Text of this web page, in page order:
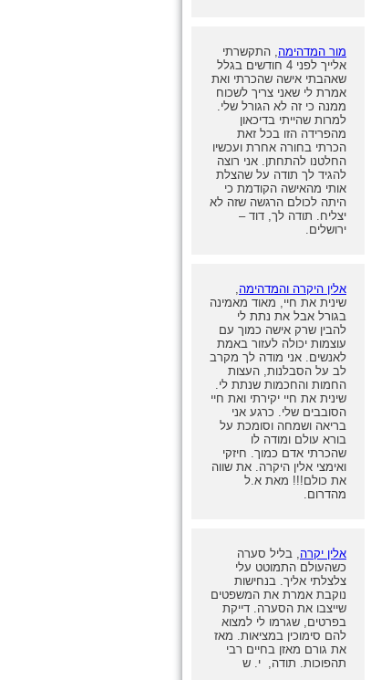
מור המדהימה, התקשרתי
אלייך לפני 4 חודשים בגלל
שאהבתי אישה שהכרתי ואת
אמרת לי שאני צריך לשכוח
ממנה כי זה לא הגורל שלי.
למרות שהייתי בדיכאון
מהפרידה הזו בכל זאת
הכרתי בחורה אחרת ועכשיו
החלטנו להתחתן. אני רוצה
להגיד לך תודה על שהצלת
אותי מהאישה הקודמת כי
היתה לכולם הרגשה שזה לא
יצליח. תודה לך, דוד –
ירושלים.
אלין היקרה והמדהימה,
שינית את חיי, מאוד מאמינה
בגורל אבל את נתת לי
להבין שרק אישה כמוך עם
עוצמות יכולה לעזור באמת
לאנשים. אני מודה לך מקרב
לב על הסבלנות, העצות
החמות והחכמות שנתת לי.
שינית את חיי יקירתי ואת חיי
הסובבים שלי. כרגע אני
בריאה ושמחה וסומכת על
בורא עולם ומודה לו
שהכרתי אדם כמוך. חיזקי
ואימצי אלין היקרה. את שווה
את כולם!!! מאת א.ל
מהדרום.
אלין יקרה, בליל סערה
כשהעולם התמוטט עלי
צלצלתי אליך. בנחישות
נוקבת אמרת את המשפטים
שייצבו את הסערה. דייקת
בפרטים, שגרמו לי למצוא
להם סימוכין במציאות. מאז
את גורם מאזן בחיים רבי
תהפוכות. תודה, י. ש